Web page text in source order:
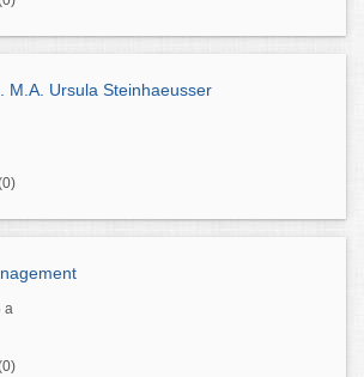
M.A. Ursula Steinhaeusser
a